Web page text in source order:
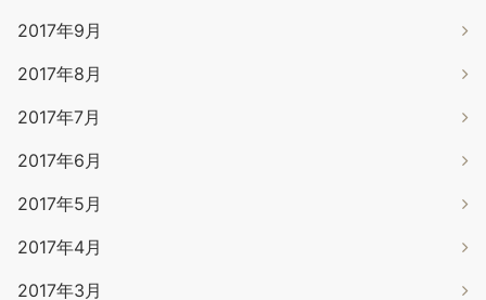
2017年9月
2017年8月
2017年7月
2017年6月
2017年5月
2017年4月
2017年3月